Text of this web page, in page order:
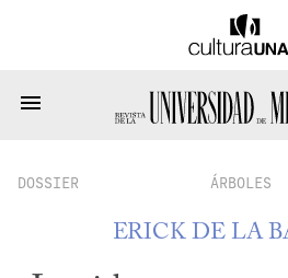
DOSSIER ÁRBOLES
ERICK DE LA